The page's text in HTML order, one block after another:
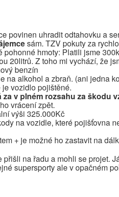
povinen uhradit odtahovku a
sám. TZV pokuty za
pohonné hmoty: Platili jsme
20litrů. Z toho mi vychází, že
benzín
na alkohol a zbraň. (ani jedna
vozidlo pojištěné.
v plném rozsahu za škodu
vrácení zpět.
výši 325.000Kč
na vozidle, které pojišťovna
+ je možné ho zastavit na
na řadu a mohli se projet.
supersporty ale v opačném